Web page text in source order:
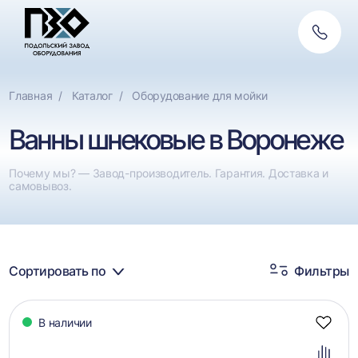
связь
Главная Каталог Оборудование для мойки
Ванны шнековые в Воронеже
Почему мы? — Завод-производитель. Гарантия. Доставка и
самовывоз.
Сортировать по Фильтры
Каталог
товаров
В наличии
Фильтры
назначению Сбросить
Мойки для ПЭТ
Мойки для плёнки